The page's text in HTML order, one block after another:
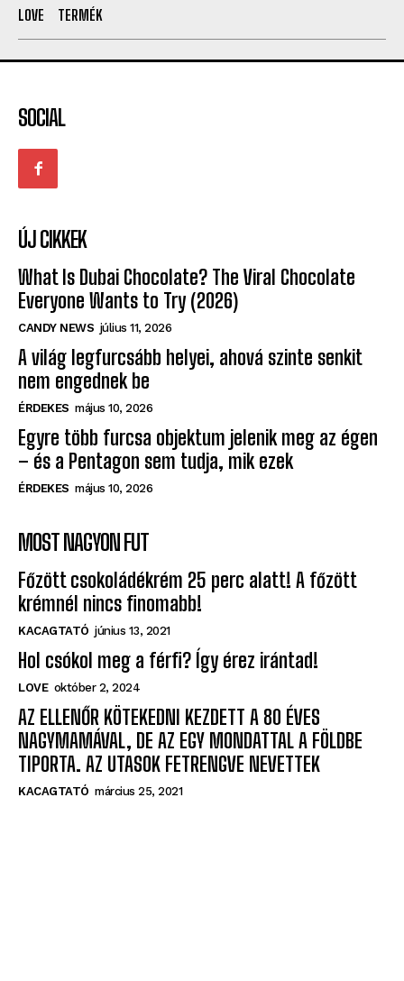
LOVE
TERMÉK
SOCIAL
ÚJ CIKKEK
What Is Dubai Chocolate? The Viral Chocolate
Everyone Wants to Try (2026)
CANDY NEWS július 11, 2026
A világ legfurcsább helyei, ahová szinte senkit
nem engednek be
ÉRDEKES május 10, 2026
Egyre több furcsa objektum jelenik meg az égen
– és a Pentagon sem tudja, mik ezek
ÉRDEKES május 10, 2026
MOST NAGYON FUT
Főzött csokoládékrém 25 perc alatt! A főzött
krémnél nincs finomabb!
KACAGTATÓ június 13, 2021
Hol csókol meg a férfi? Így érez irántad!
LOVE október 2, 2024
AZ ELLENŐR KÖTEKEDNI KEZDETT A 80 ÉVES
NAGYMAMÁVAL, DE AZ EGY MONDATTAL A FÖLDBE
TIPORTA. AZ UTASOK FETRENGVE NEVETTEK
KACAGTATÓ március 25, 2021